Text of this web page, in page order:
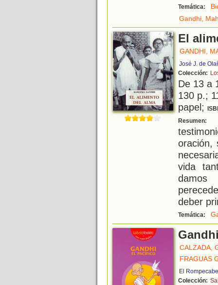
Temática:
Gandhi,
El
GANDHI,
José J. de
Colección:
De 13 a
130 p.;
papel;
Resumen:
oración,
vida
deber
Temática:
CALZADA,
FRAGUAS
El
Colección: